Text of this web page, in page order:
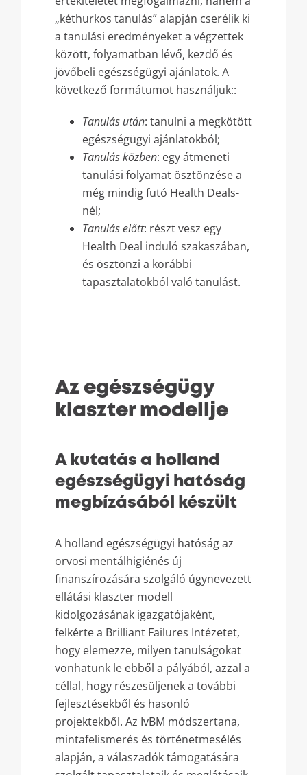
„kéthurkos tanulás” alapján cserélik ki
a tanulási eredményeket a végzettek
között, folyamatban lévő, kezdő és
jövőbeli egészségügyi ajánlatok. A
következő formátumot használjuk::
Tanulás után: tanulni a megkötött
egészségügyi ajánlatokból;
Tanulás közben: egy átmeneti
tanulási folyamat ösztönzése a
még mindig futó Health Deals-
nél;
Tanulás előtt: részt vesz egy
Health Deal induló szakaszában,
és ösztönzi a korábbi
tapasztalatokból való tanulást.
Az egészségügy
klaszter modellje
A kutatás a holland
egészségügyi hatóság
megbízásából készült
A holland egészségügyi hatóság az
orvosi mentálhigiénés új
finanszírozására szolgáló úgynevezett
ellátási klaszter modell
kidolgozásának igazgatójaként,
felkérte a Brilliant Failures Intézetet,
hogy elemezze, milyen tanulságokat
vonhatunk le ebből a pályából, azzal a
céllal, hogy részesüljenek a további
fejlesztésekből és hasonló
projektekből. Az IvBM módszertana,
mintafelismerés és történetmesélés
alapján, a válaszadók támogatására